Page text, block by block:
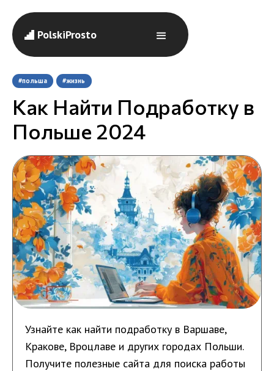
PolskiProsto
#польша #жизнь
Как Найти Подработку в
Польше 2024
Узнайте как найти подработку в Варшаве,
Кракове, Вроцлаве и других городах Польши.
Получите полезные сайта для поиска работы